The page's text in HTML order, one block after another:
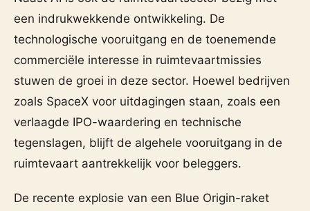
een indrukwekkende ontwikkeling. De
technologische vooruitgang en de toenemende
commerciële interesse in ruimtevaartmissies
stuwen de groei in deze sector. Hoewel bedrijven
zoals SpaceX voor uitdagingen staan, zoals een
verlaagde IPO-waardering en technische
tegenslagen, blijft de algehele vooruitgang in de
ruimtevaart aantrekkelijk voor beleggers.
De recente explosie van een Blue Origin-raket